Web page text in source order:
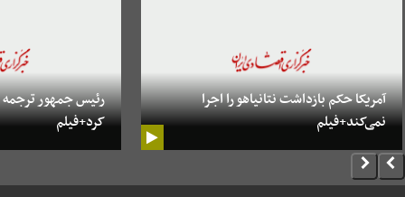
آمریکا حکم بازداشت نتانیاهو را اجرا
نمی‌کند+فیلم
رئیس جمهور ترجمه
کرد+فیلم